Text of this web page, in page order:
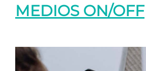
MEDIOS ON/OFF